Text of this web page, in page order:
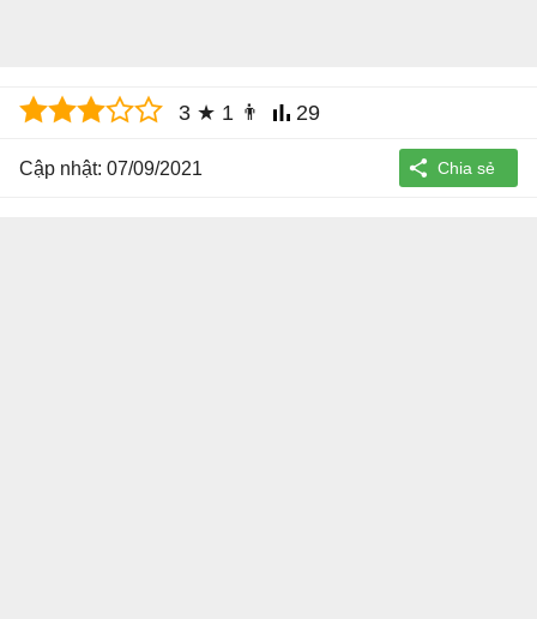
3 ★ 1 👨 29
Cập nhật: 07/09/2021